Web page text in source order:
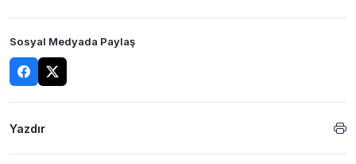
Sosyal Medyada Paylaş
Yazdır